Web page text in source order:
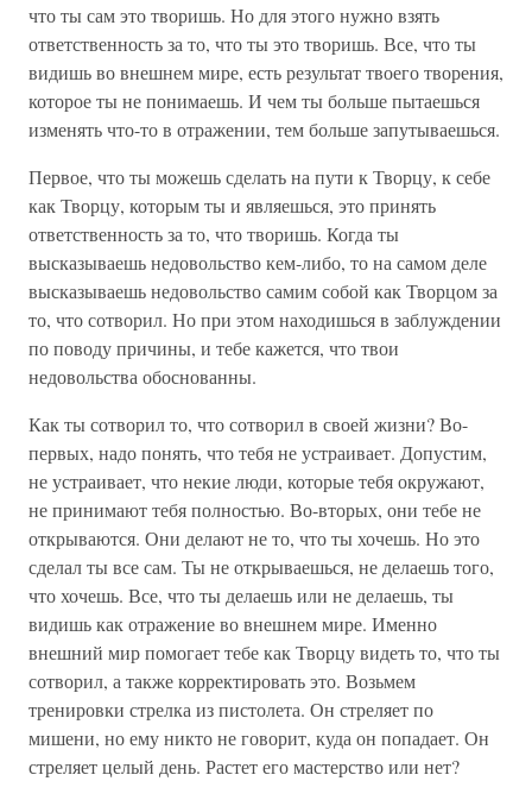
что ты сам это творишь. Но для этого нужно взять
ответственность за то, что ты это творишь. Все, что ты
видишь во внешнем мире, есть результат твоего творения,
которое ты не понимаешь. И чем ты больше пытаешься
изменять что-то в отражении, тем больше запутываешься.
Первое, что ты можешь сделать на пути к Творцу, к себе
как Творцу, которым ты и являешься, это принять
ответственность за то, что творишь. Когда ты
высказываешь недовольство кем-либо, то на самом деле
высказываешь недовольство самим собой как Творцом за
то, что сотворил. Но при этом находишься в заблуждении
по поводу причины, и тебе кажется, что твои
недовольства обоснованны.
Как ты сотворил то, что сотворил в своей жизни? Во-
первых, надо понять, что тебя не устраивает. Допустим,
не устраивает, что некие люди, которые тебя окружают,
не принимают тебя полностью. Во-вторых, они тебе не
открываются. Они делают не то, что ты хочешь. Но это
сделал ты все сам. Ты не открываешься, не делаешь того,
что хочешь. Все, что ты делаешь или не делаешь, ты
видишь как отражение во внешнем мире. Именно
внешний мир помогает тебе как Творцу видеть то, что ты
сотворил, а также корректировать это. Возьмем
тренировки стрелка из пистолета. Он стреляет по
мишени, но ему никто не говорит, куда он попадает. Он
стреляет целый день. Растет его мастерство или нет?